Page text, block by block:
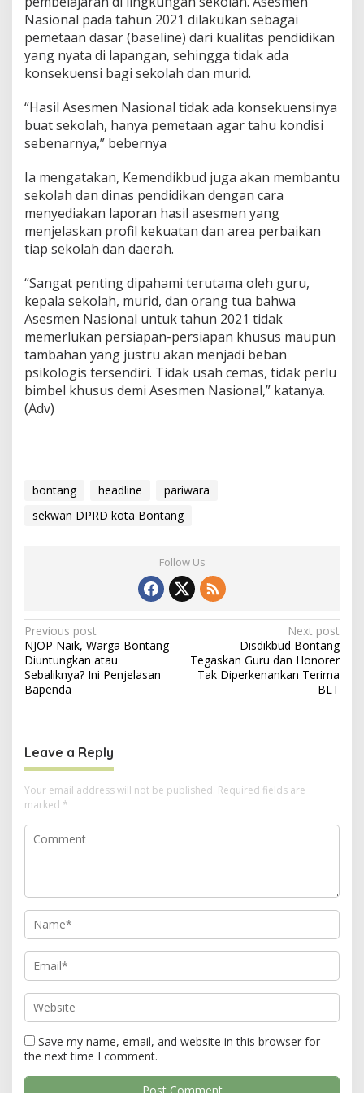
Nasional pada tahun 2021 dilakukan sebagai
pemetaan dasar (baseline) dari kualitas pendidikan
yang nyata di lapangan, sehingga tidak ada
konsekuensi bagi sekolah dan murid.
“Hasil Asesmen Nasional tidak ada konsekuensinya
buat sekolah, hanya pemetaan agar tahu kondisi
sebenarnya,” bebernya
Ia mengatakan, Kemendikbud juga akan membantu
sekolah dan dinas pendidikan dengan cara
menyediakan laporan hasil asesmen yang
menjelaskan profil kekuatan dan area perbaikan
tiap sekolah dan daerah.
“Sangat penting dipahami terutama oleh guru,
kepala sekolah, murid, dan orang tua bahwa
Asesmen Nasional untuk tahun 2021 tidak
memerlukan persiapan-persiapan khusus maupun
tambahan yang justru akan menjadi beban
psikologis tersendiri. Tidak usah cemas, tidak perlu
bimbel khusus demi Asesmen Nasional,” katanya.
(Adv)
bontang headline
pariwara
sekwan DPRD kota Bontang
Follow Us
P
o
s
t
a
v
i
g
a
o
n
Previous post
NJOP Naik, Warga Bontang
Diuntungkan atau
Sebaliknya? Ini Penjelasan
Bapenda
Next post
Disdikbud Bontang
Tegaskan Guru dan Honorer
Tak Diperkenankan Terima
BLT
Leave a Reply
Your email address will not be published. Required fields are
marked *
Save my name, email, and website in this browser for
the next time I comment.